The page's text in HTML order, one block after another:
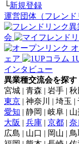
└新規登録
運営団体（フレンド
会
ェア
インタビュー
異業種交流会を探す
宮城 | 青森 | 岩手 |
東京 | 神奈川 | 埼玉 |
愛知 | 静岡 | 岐阜 |
大阪 | 兵庫 | 京都 | 奈
広島 | 山口 | 岡山 |